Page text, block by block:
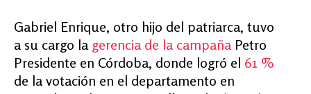
Gabriel Enrique, otro hijo del patriarca, tuvo
a su cargo la gerencia de la campaña Petro
Presidente en Córdoba, donde logró el 61 %
de la votación en el departamento en